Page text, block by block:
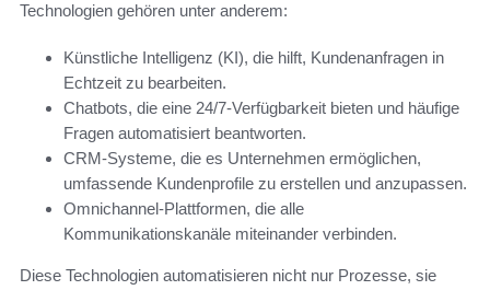
Technologien gehören unter anderem:
Künstliche Intelligenz (KI), die hilft, Kundenanfragen in
Echtzeit zu bearbeiten.
Chatbots, die eine 24/7-Verfügbarkeit bieten und häufige
Fragen automatisiert beantworten.
CRM-Systeme, die es Unternehmen ermöglichen,
umfassende Kundenprofile zu erstellen und anzupassen.
Omnichannel-Plattformen, die alle
Kommunikationskanäle miteinander verbinden.
Diese Technologien automatisieren nicht nur Prozesse, sie